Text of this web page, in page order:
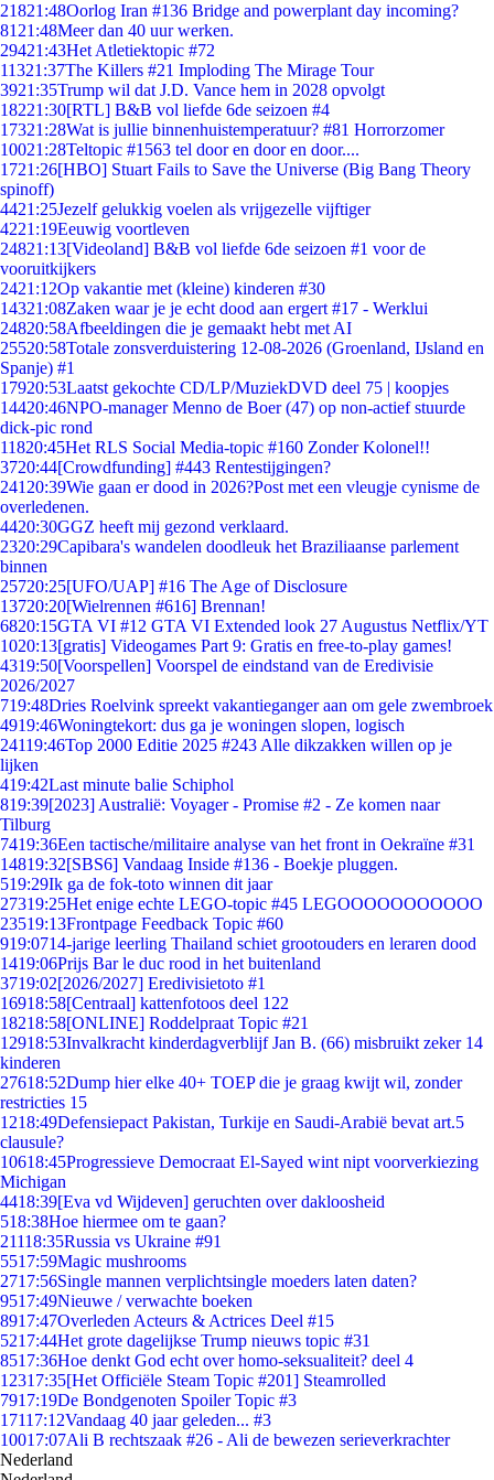
21821:48Oorlog Iran #136 Bridge and powerplant day incoming?
81 21:48Meer dan 40 uur werken.
29421:43Het Atletiektopic #72
11321:37The Killers #21 Imploding The Mirage Tour
3921:35Trump wil dat J.D. Vance hem in 2028 opvolgt
18221:30[RTL] B&B vol liefde 6de seizoen #4
17321:28Wat is jullie binnenhuistemperatuur? #81 Horrorzomer
10021:28Teltopic #1563 tel door en door en door....
1721:26[HBO] Stuart Fails to Save the Universe (Big Bang Theory
spinoff)
4421:25Jezelf gelukkig voelen als vrijgezelle vijftiger
4221:19Eeuwig voortleven
24821:13[Videoland] B&B vol liefde 6de seizoen #1 voor de
vooruitkijkers
2421:12Op vakantie met (kleine) kinderen #30
14321:08Zaken waar je je echt dood aan ergert #17 - Werklui
24820:58Afbeeldingen die je gemaakt hebt met AI
25520:58Totale zonsverduistering 12-08-2026 (Groenland, IJsland en
Spanje) #1
17920:53Laatst gekochte CD/LP/MuziekDVD deel 75 | koopjes
14420:46NPO-manager Menno de Boer (47) op non-actief stuurde
dick-pic rond
11820:45Het RLS Social Media-topic #160 Zonder Kolonel!!
3720:44[Crowdfunding] #443 Rentestijgingen?
241 20:39Wie gaan er dood in 2026?Post met een vleugje cynisme de
overledenen.
4420:30GGZ heeft mij gezond verklaard.
2320:29Capibara's wandelen doodleuk het Braziliaanse parlement
binnen
25720:25[UFO/UAP] #16 The Age of Disclosure
13720:20[Wielrennen #616] Brennan!
6820:15GTA VI #12 GTA VI Extended look 27 Augustus Netflix/YT
1020:13[gratis] Videogames Part 9: Gratis en free-to-play games!
4319:50[Voorspellen] Voorspel de eindstand van de Eredivisie
2026/2027
719:48Dries Roelvink spreekt vakantieganger aan om gele zwembroek
4919:46Woningtekort: dus ga je woningen slopen, logisch
24119:46Top 2000 Editie 2025 #243 Alle dikzakken willen op je
lijken
419:42Last minute balie Schiphol
819:39[2023] Australië: Voyager - Promise #2 - Ze komen naar
Tilburg
7419:36Een tactische/militaire analyse van het front in Oekraïne #31
14819:32[SBS6] Vandaag Inside #136 - Boekje pluggen.
519:29Ik ga de fok-toto winnen dit jaar
27319:25Het enige echte LEGO-topic #45 LEGOOOOOOOOOOO
23519:13Frontpage Feedback Topic #60
919:0714-jarige leerling Thailand schiet grootouders en leraren dood
1419:06Prijs Bar le duc rood in het buitenland
3719:02[2026/2027] Eredivisietoto #1
16918:58[Centraal] kattenfotoos deel 122
18218:58[ONLINE] Roddelpraat Topic #21
12918:53Invalkracht kinderdagverblijf Jan B. (66) misbruikt zeker 14
kinderen
27618:52Dump hier elke 40+ TOEP die je graag kwijt wil, zonder
restricties 15
1218:49Defensiepact Pakistan, Turkije en Saudi-Arabië bevat art.5
clausule?
10618:45Progressieve Democraat El-Sayed wint nipt voorverkiezing
Michigan
4418:39[Eva vd Wijdeven] geruchten over dakloosheid
518:38Hoe hiermee om te gaan?
21118:35Russia vs Ukraine #91
5517:59Magic mushrooms
2717:56Single mannen verplichtsingle moeders laten daten?
9517:49Nieuwe / verwachte boeken
8917:47Overleden Acteurs & Actrices Deel #15
5217:44Het grote dagelijkse Trump nieuws topic #31
8517:36Hoe denkt God echt over homo-seksualiteit? deel 4
12317:35[Het Officiële Steam Topic #201] Steamrolled
7917:19De Bondgenoten Spoiler Topic #3
17117:12Vandaag 40 jaar geleden... #3
10017:07Ali B rechtszaak #26 - Ali de bewezen serieverkrachter
Nederland